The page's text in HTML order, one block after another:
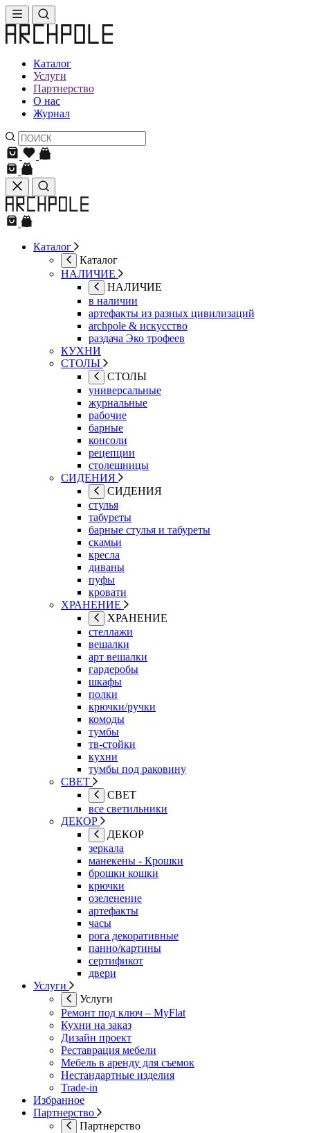
Каталог
Услуги
Партнерство
О нас
Журнал
Каталог
Каталог
НАЛИЧИЕ
НАЛИЧИЕ
в наличии
артефакты из разных цивилизаций
archpole & искусство
раздача Эко трофеев
КУХНИ
СТОЛЫ
СТОЛЫ
универсальные
журнальные
рабочие
барные
консоли
рецепции
столешницы
СИДЕНИЯ
СИДЕНИЯ
стулья
табуреты
барные стулья и табуреты
скамьи
кресла
диваны
пуфы
кровати
ХРАНЕНИЕ
ХРАНЕНИЕ
стеллажи
вешалки
арт вешалки
гардеробы
шкафы
полки
крючки/ручки
комоды
тумбы
тв-стойки
кухни
тумбы под раковину
СВЕТ
СВЕТ
все светильники
ДЕКОР
ДЕКОР
зеркала
манекены - Крошки
брошки кошки
крючки
озеленение
артефакты
часы
рога декоративные
панно/картины
сертификот
двери
Услуги
Услуги
Ремонт под ключ – MyFlat
Кухни на заказ
Дизайн проект
Реставрация мебели
Мебель в аренду для съемок
Нестандартные изделия
Trade-in
Избранное
Партнерство
Партнерство